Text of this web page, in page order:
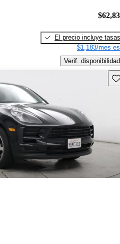
El precio incluye tasas
$1,183/mes
Verif. disponibilidad